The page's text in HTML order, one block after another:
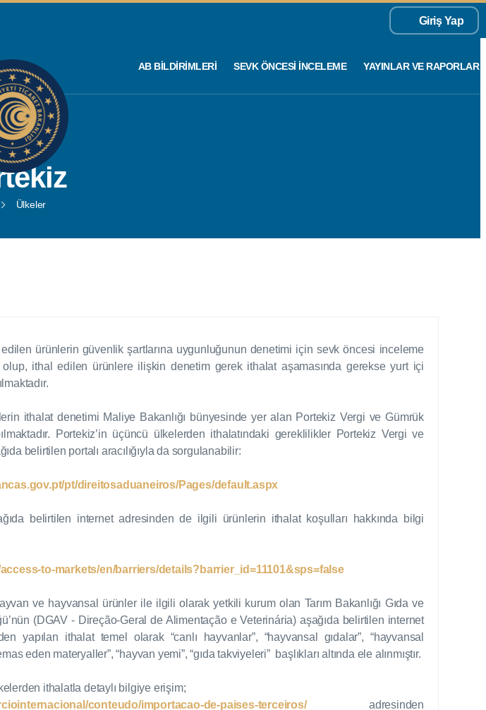
Giriş Yap
AB BILDIRIMLERI SEVK ÖNCESI İNCELEME YAYINLAR VE RAPORLAR
Ülkeler
ürünlerin güvenlik şartlarına uygunluğunun denetimi için sevk öncesi inceleme
olup, ithal edilen ürünlere ilişkin denetim gerek ithalat aşamasında gerekse yurt içi
ithalat denetimi Maliye Bakanlığı bünyesinde yer alan Portekiz Vergi ve Gümrük
Portekiz’in üçüncü ülkelerden ithalatındaki gereklilikler Portekiz Vergi ve
belirtilen portalı aracılığıyla da sorgulanabilir:
pt/direitosaduaneiros/Pages/default.aspx
belirtilen internet adresinden de ilgili ürünlerin ithalat koşulları hakkında bilgi
to-markets/en/barriers/details?barrier_id=11101&sps=false
ve hayvansal ürünler ile ilgili olarak yetkili kurum olan Tarım Bakanlığı Gıda ve
(DGAV - Direção-Geral de Alimentação e Veterinária) aşağıda belirtilen internet
yapılan ithalat temel olarak “canlı hayvanlar”, “hayvansal gıdalar”, “hayvansal
eden materyaller”, “hayvan yemi”, “gıda takviyeleri” başlıkları altında ele alınmıştır.
ithalatla detaylı bilgiye erişim;
conteudo/importacao-de-paises-terceiros/adresinden